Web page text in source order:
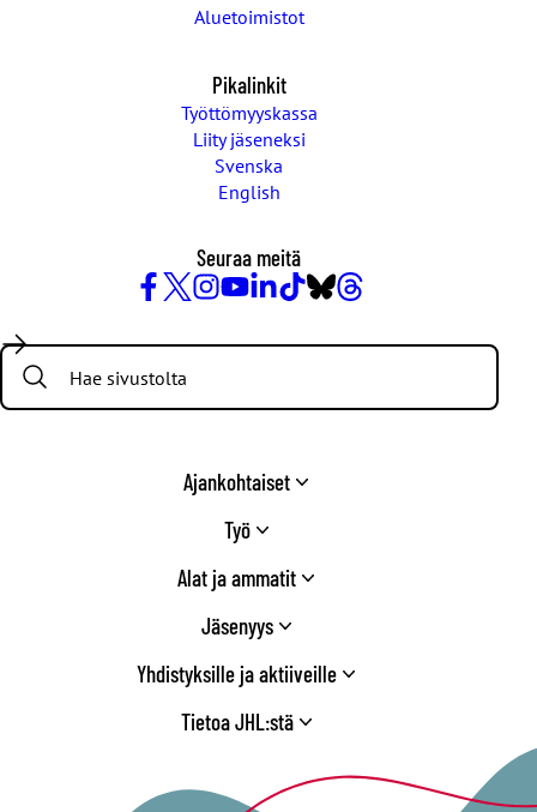
Aluetoimistot
Pikalinkit
Työttömyyskassa
Liity jäseneksi
Svenska
English
Seuraa meitä
/
Twitter
Search:
Ajankohtaiset
Työ
Alat ja ammatit
Jäsenyys
Yhdistyksille ja aktiiveille
Tietoa JHL:stä